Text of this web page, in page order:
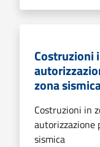
Costruzioni
zona
Costruzioni in
autorizzazione
sismica